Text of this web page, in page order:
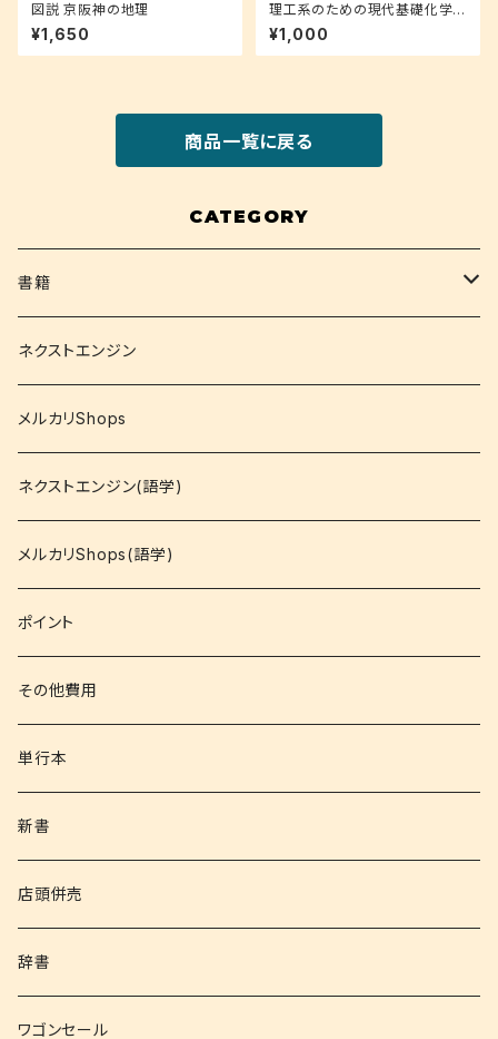
図説 京阪神の地理
¥1,650
理工系のための現代基礎化学
―物質の構成と反応
¥1,000
商品一覧に戻る
CATEGORY
書籍
関西大学テキスト
就活
資格
コミック
文庫
その他書籍
書籍以外
ネクストエンジン
メルカリShops
ネクストエンジン(語学)
メルカリShops(語学)
ポイント
その他費用
単行本
新書
店頭併売
辞書
ワゴンセール